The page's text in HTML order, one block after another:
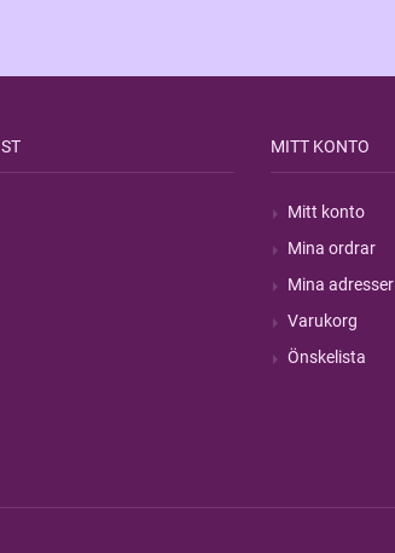
MITT KONTO
Mitt konto
Mina ordrar
Mina adresser
Varukorg
Önskelista